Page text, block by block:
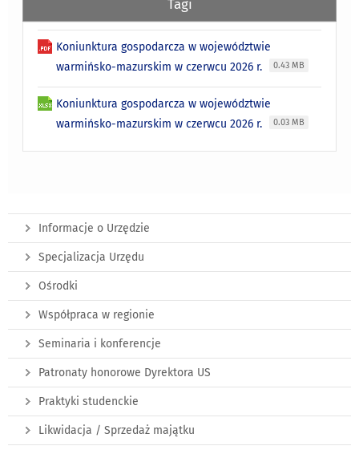
Tagi
Koniunktura gospodarcza w województwie
warmińsko-mazurskim w czerwcu 2026 r.
0.43 MB
Koniunktura gospodarcza w województwie
warmińsko-mazurskim w czerwcu 2026 r.
0.03 MB
Informacje o Urzędzie
Specjalizacja Urzędu
Ośrodki
Współpraca w regionie
Seminaria i konferencje
Patronaty honorowe Dyrektora US
Praktyki studenckie
Likwidacja / Sprzedaż majątku